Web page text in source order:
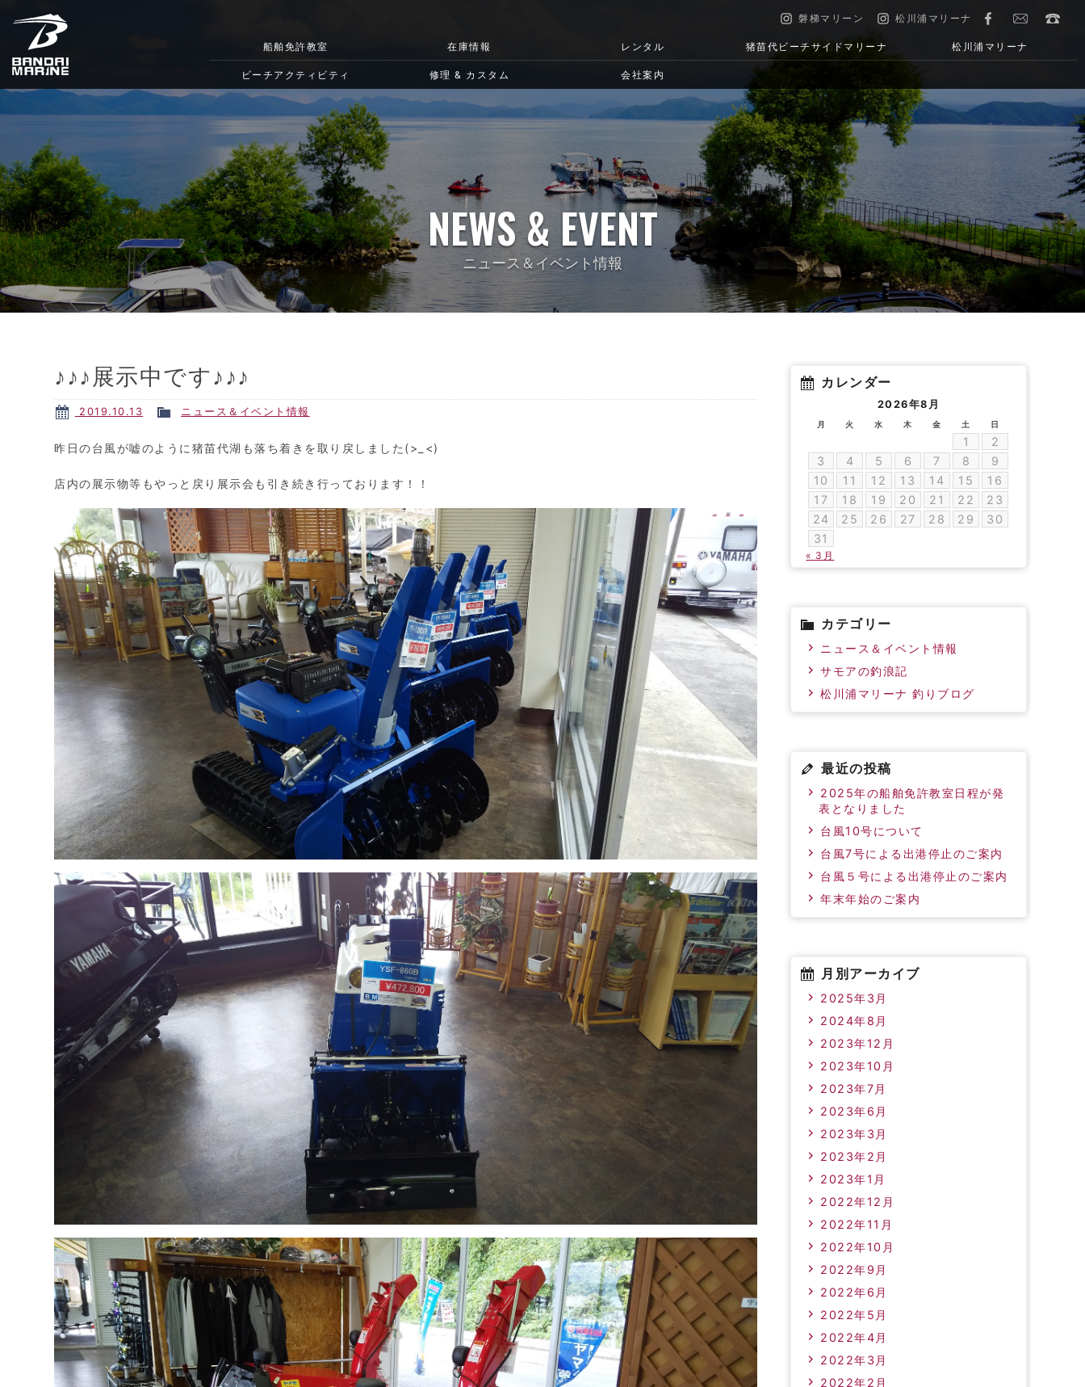
磐梯マリーン 松川浦マリーナ
船舶免許教室 在庫情報 レンタル 猪苗代ビーチサイドマリーナ 松川浦マリーナ
ビーチアクティビティ 修理 & カスタム 会社案内
NEWS & EVENT
ニュース＆イベント情報
♪♪♪展示中です♪♪♪
2019.10.13 ニュース＆イベント情報
昨日の台風が嘘のように猪苗代湖も落ち着きを取り戻しました(>_<)
店内の展示物等もやっと戻り展示会も引き続き行っております！！
カレンダー
2026年8月
月 火 水 木 金 土 日
1
2
3
4 5 6 7 8
9
10
11 12 13 14 15
16
17
18 19 20 21 22
23
24
25 26 27 28 29
30
31
« 3月
カテゴリー
ニュース＆イベント情報
サモアの釣浪記
松川浦マリーナ 釣りブログ
最近の投稿
2025年の船舶免許教室日程が発
表となりました
台風10号について
台風7号による出港停止のご案内
台風５号による出港停止のご案内
年末年始のご案内
月別アーカイブ
2025年3月
2024年8月
2023年12月
2023年10月
2023年7月
2023年6月
2023年3月
2023年2月
2023年1月
2022年12月
2022年11月
2022年10月
2022年9月
2022年6月
2022年5月
2022年4月
2022年3月
2022年2月